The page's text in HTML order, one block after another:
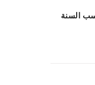
السنة